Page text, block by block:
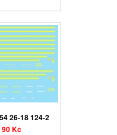
26-18 124-2
Kč